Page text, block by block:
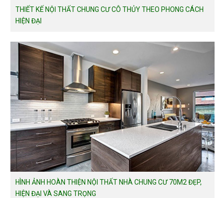
THIẾT KẾ NỘI THẤT CHUNG CƯ CÔ THỦY THEO PHONG CÁCH
HIỆN ĐẠI
HÌNH ẢNH HOÀN THIỆN NỘI THẤT NHÀ CHUNG CƯ 70M2 ĐẸP,
HIỆN ĐẠI VÀ SANG TRỌNG